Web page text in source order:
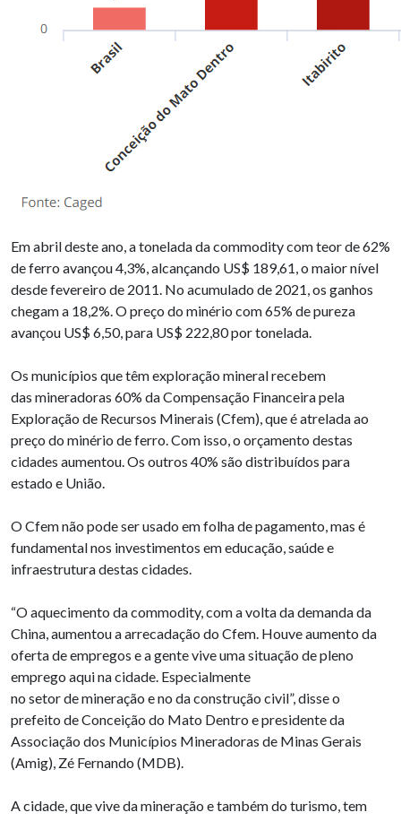
Em abril deste ano, a tonelada da commodity com teor de 62%
de ferro avançou 4,3%, alcançando US$ 189,61, o maior nível
desde fevereiro de 2011. No acumulado de 2021, os ganhos
chegam a 18,2%. O preço do minério com 65% de pureza
avançou US$ 6,50, para US$ 222,80 por tonelada.
Os municípios que têm exploração mineral recebem
das mineradoras 60% da Compensação Financeira pela
Exploração de Recursos Minerais (Cfem), que é atrelada ao
preço do minério de ferro. Com isso, o orçamento destas
cidades aumentou. Os outros 40% são distribuídos para
estado e União.
O Cfem não pode ser usado em folha de pagamento, mas é
fundamental nos investimentos em educação, saúde e
infraestrutura destas cidades.
“O aquecimento da commodity, com a volta da demanda da
China, aumentou a arrecadação do Cfem. Houve aumento da
oferta de empregos e a gente vive uma situação de pleno
emprego aqui na cidade. Especialmente
no setor de mineração e no da construção civil”, disse o
prefeito de Conceição do Mato Dentro e presidente da
Associação dos Municípios Mineradoras de Minas Gerais
(Amig), Zé Fernando (MDB).
A cidade, que vive da mineração e também do turismo, tem